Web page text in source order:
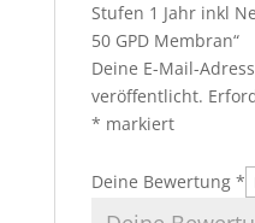
Stufen 1 Jahr inkl
50 GPD Membran“
Deine E-Mail-
veröffentlicht.
* markiert
Deine Bewertung *